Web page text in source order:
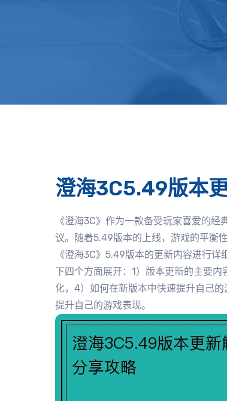
澄海3C5.49版本
《澄海3C》作为一款备受玩家喜爱的
议。随着5.49版本的上线，游戏的平衡
《澄海3C》5.49版本的更新内容进行
下四个方面展开：1）版本更新的主要
化，4）如何在新版本中快速提升自己
提升自己的游戏表现。